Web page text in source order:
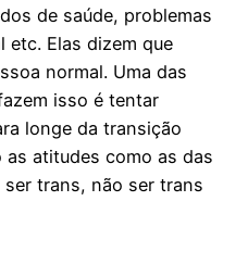
de saúde, problemas
etc. Elas dizem que
normal. Uma das
isso é tentar
longe da transição
as atitudes como as das
trans, não ser trans